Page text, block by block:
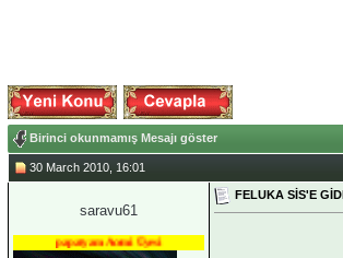
Birinci okunmamış Mesajı göster
30 March 2010, 16:01
saravu61
papatyam Acemi Üyesi
FELUKA SİS'E